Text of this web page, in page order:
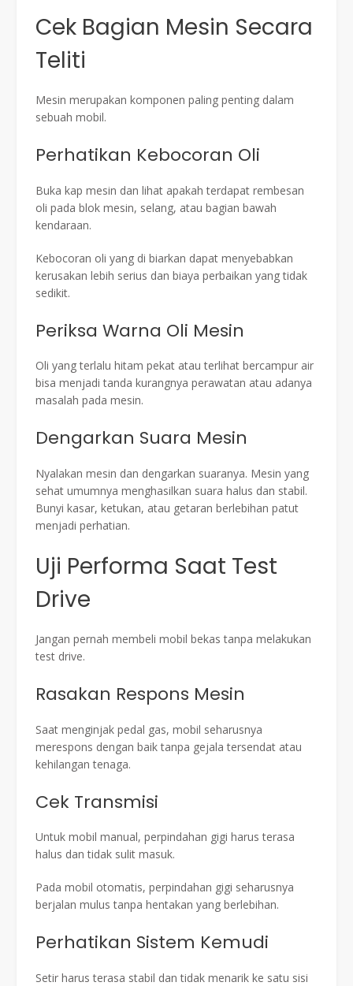
Cek Bagian Mesin Secara
Teliti
Mesin merupakan komponen paling penting dalam
sebuah mobil.
Perhatikan Kebocoran Oli
Buka kap mesin dan lihat apakah terdapat rembesan
oli pada blok mesin, selang, atau bagian bawah
kendaraan.
Kebocoran oli yang di biarkan dapat menyebabkan
kerusakan lebih serius dan biaya perbaikan yang tidak
sedikit.
Periksa Warna Oli Mesin
Oli yang terlalu hitam pekat atau terlihat bercampur air
bisa menjadi tanda kurangnya perawatan atau adanya
masalah pada mesin.
Dengarkan Suara Mesin
Nyalakan mesin dan dengarkan suaranya. Mesin yang
sehat umumnya menghasilkan suara halus dan stabil.
Bunyi kasar, ketukan, atau getaran berlebihan patut
menjadi perhatian.
Uji Performa Saat Test
Drive
Jangan pernah membeli mobil bekas tanpa melakukan
test drive.
Rasakan Respons Mesin
Saat menginjak pedal gas, mobil seharusnya
merespons dengan baik tanpa gejala tersendat atau
kehilangan tenaga.
Cek Transmisi
Untuk mobil manual, perpindahan gigi harus terasa
halus dan tidak sulit masuk.
Pada mobil otomatis, perpindahan gigi seharusnya
berjalan mulus tanpa hentakan yang berlebihan.
Perhatikan Sistem Kemudi
Setir harus terasa stabil dan tidak menarik ke satu sisi